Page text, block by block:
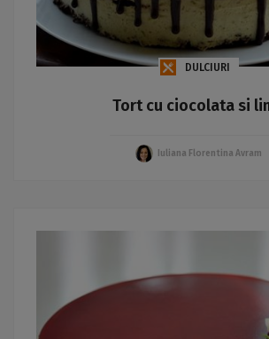
DULCIURI
Tort cu ciocolata si
Iuliana Florentina Avram